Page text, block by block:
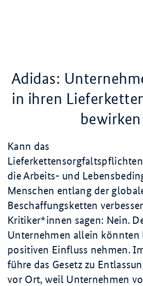
Adidas:
in ihren
bewirken
Kann das
die Arbeits- und
Menschen entlang der
Beschaffungsketten
Kritiker*innen sagen: Nein.
Unternehmen allein könnten
positiven Einfluss nehmen.
führe das Gesetz zu
vor Ort, weil Unternehmen